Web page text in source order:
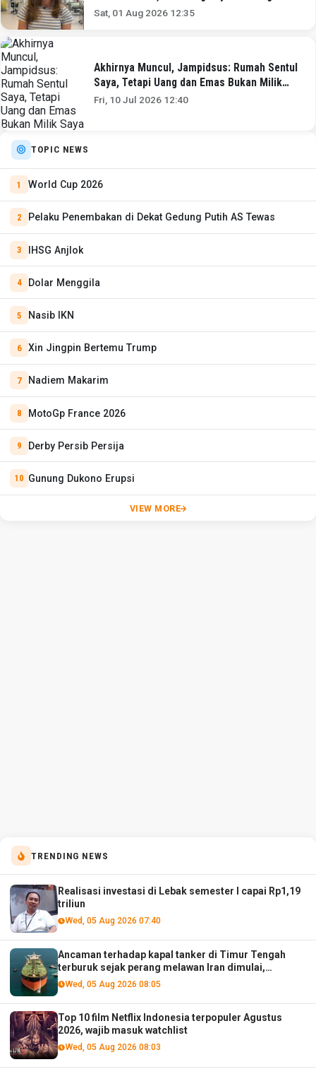
dokter'
Sat, 01 Aug 2026 12:35
Akhirnya Muncul, Jampidsus: Rumah Sentul
Saya, Tetapi Uang dan Emas Bukan Milik
Saya
Fri, 10 Jul 2026 12:40
TOPIC NEWS
World Cup 2026
Pelaku Penembakan di Dekat Gedung Putih AS Tewas
IHSG Anjlok
Dolar Menggila
Nasib IKN
Xin Jingpin Bertemu Trump
Nadiem Makarim
MotoGp France 2026
Derby Persib Persija
Gunung Dukono Erupsi
VIEW MORE
TRENDING NEWS
Realisasi investasi di Lebak semester I capai Rp1,19
triliun
Wed, 05 Aug 2026 07:40
Ancaman terhadap kapal tanker di Timur Tengah
terburuk sejak perang melawan Iran dimulai,
menurut analis
Wed, 05 Aug 2026 08:05
Top 10 film Netflix Indonesia terpopuler Agustus
2026, wajib masuk watchlist
Wed, 05 Aug 2026 08:03